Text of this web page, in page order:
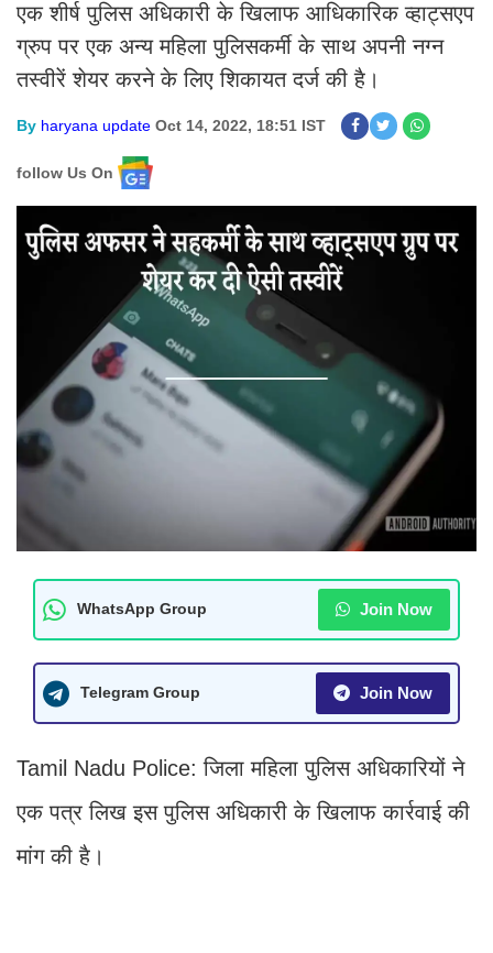
एक शीर्ष पुलिस अधिकारी के खिलाफ आधिकारिक व्हाट्सएप
ग्रुप पर एक अन्य महिला पुलिसकर्मी के साथ अपनी नग्न
तस्वीरें शेयर करने के लिए शिकायत दर्ज की है।
By haryana update Oct 14, 2022, 18:51 IST
follow Us On
WhatsApp Group Join Now
Telegram Group Join Now
Tamil Nadu Police: जिला महिला पुलिस अधिकारियों ने
एक पत्र लिख इस पुलिस अधिकारी के खिलाफ कार्रवाई की
मांग की है।